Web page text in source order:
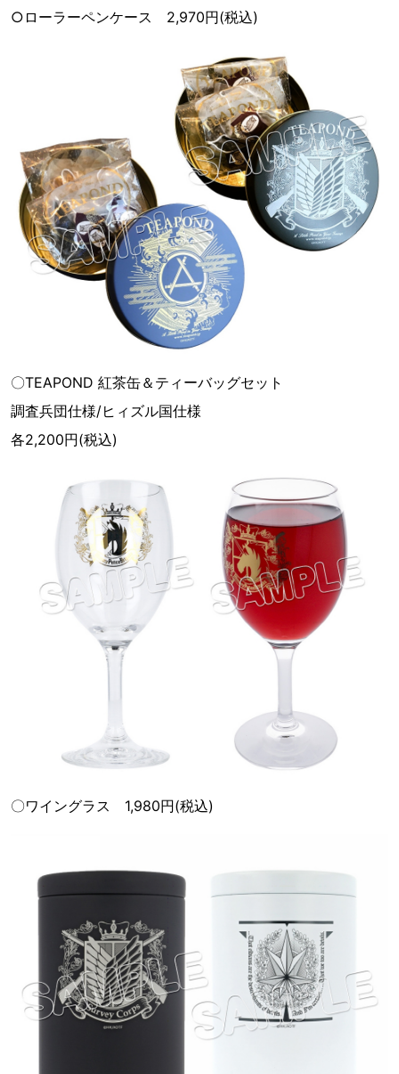
○ローラーペンケース 2,970円(税込)
〇TEAPOND 紅茶缶＆ティーバッグセット
調査兵団仕様/ヒィズル国仕様
各2,200円(税込)
〇ワイングラス 1,980円(税込)